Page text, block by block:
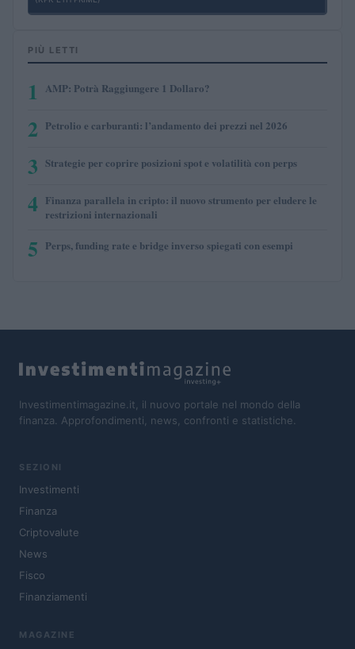
PIÙ LETTI
1 AMP: Potrà Raggiungere 1 Dollaro?
2 Petrolio e carburanti: l’andamento dei prezzi nel 2026
3 Strategie per coprire posizioni spot e volatilità con perps
4 Finanza parallela in cripto: il nuovo strumento per eludere le
restrizioni internazionali
5 Perps, funding rate e bridge inverso spiegati con esempi
Investimentimagazine.it, il nuovo portale nel mondo della
finanza. Approfondimenti, news, confronti e statistiche.
SEZIONI
Investimenti
Finanza
Criptovalute
News
Fisco
Finanziamenti
MAGAZINE